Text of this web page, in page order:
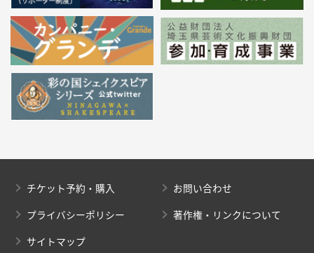
チケット予約・購入
お問い合わせ
プライバシーポリシー
著作権・リンクについて
サイトマップ